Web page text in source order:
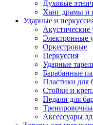
Духовые
Ханг драмы и
Ударные и
Акустические
Электронные
Оркестровые
Перкуссия
Ударные
Барабанные
Пластики для
Стойки и
Педали для
Аксессуары